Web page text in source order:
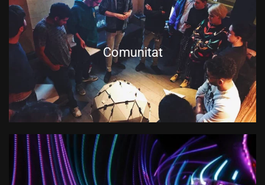
Comunitat